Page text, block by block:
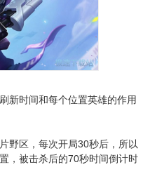
新时间和每个位置英雄的作用
野区，每次开局30秒后，所以
，被击杀后的70秒时间倒计时